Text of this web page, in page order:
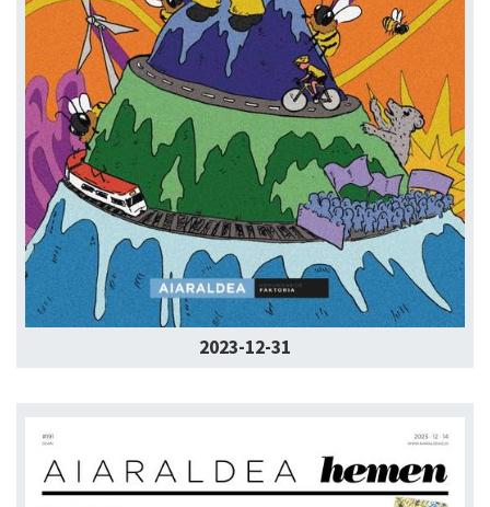
2023-12-31